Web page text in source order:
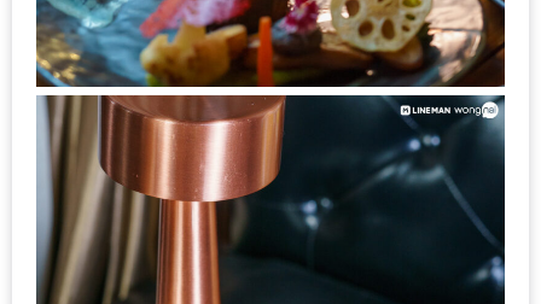
ใน
โลก
กับ
โรง
ฮอ
ลิ
เดย์
อินน์